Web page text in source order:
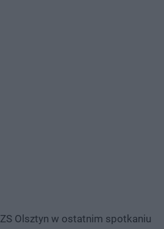
Olsztyn w ostatnim spotkaniu